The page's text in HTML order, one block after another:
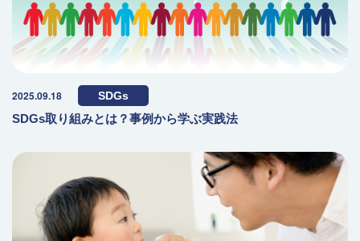
2025.09.18 SDGs
SDGs取り組みとは？事例から学ぶ実践法